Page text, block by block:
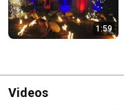
1:59
Videos